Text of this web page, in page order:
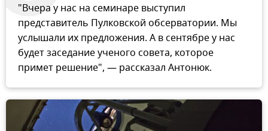
"Вчера у нас на семинаре выступил
представитель Пулковской обсерватории. Мы
услышали их предложения. А в сентябре у нас
будет заседание ученого совета, которое
примет решение", — рассказал Антонюк.